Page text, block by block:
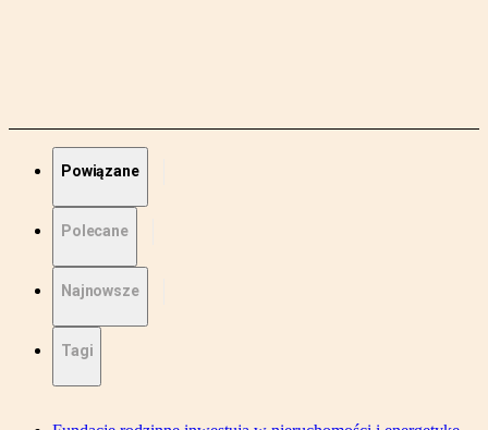
Powiązane
Polecane
Najnowsze
Tagi